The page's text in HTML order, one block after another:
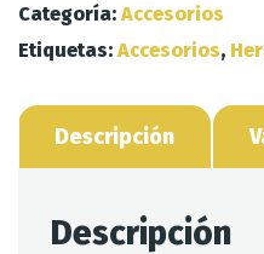
Lmr
400
Rg
Categoría: Accesorios
Etiquetas: Accesorios,
Descripción
Descripción